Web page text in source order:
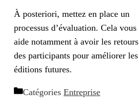
À posteriori, mettez en place un
processus d’évaluation. Cela vous
aide notamment à avoir les retours
des participants pour améliorer les
éditions futures.
Catégories Entreprise